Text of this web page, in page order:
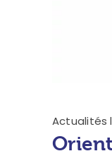
Actualités